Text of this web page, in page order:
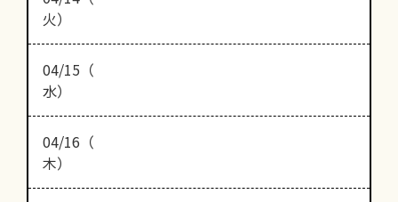
火）
04/15（
水）
04/16（
木）